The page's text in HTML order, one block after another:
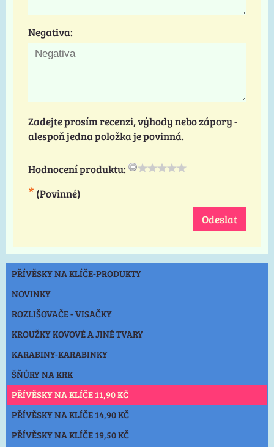
Negativa:
Zadejte prosím recenzi, výhody nebo zápory -
alespoň jedna položka je povinná.
Hodnocení produktu:
* (Povinné)
Odeslat
PŘÍVĚSKY NA KLÍČE-PRODUKTY
NOVINKY
ROZLIŠOVAČE - VISAČKY
KROUŽKY KOVOVÉ A JINÉ TVARY
KARABINY-KARABINKY
ŠŇŮRY NA KRK
PŘÍVĚSKY NA KLÍČE 11,90 KČ
PŘÍVĚSKY NA KLÍČE 14,90 KČ
PŘÍVĚSKY NA KLÍČE 19,50 KČ